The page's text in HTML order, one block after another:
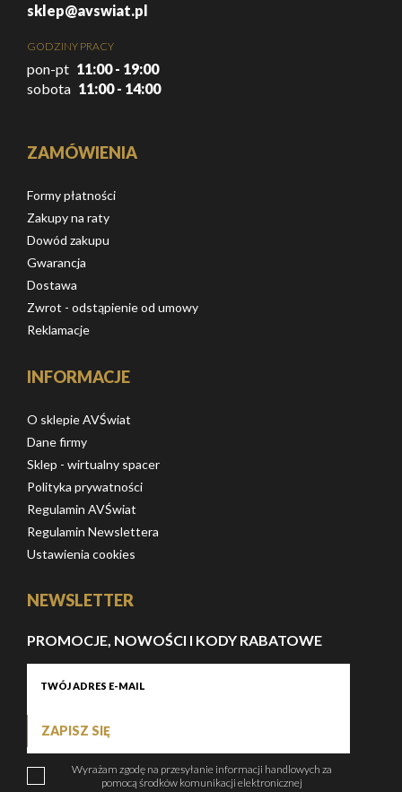
sklep@avswiat.pl
GODZINY PRACY
pon-pt 11:00 - 19:00
sobota 11:00 - 14:00
ZAMÓWIENIA
Formy płatności
Zakupy na raty
Dowód zakupu
Gwarancja
Dostawa
Zwrot - odstąpienie od umowy
Reklamacje
INFORMACJE
O sklepie AVŚwiat
Dane firmy
Sklep - wirtualny spacer
Polityka prywatności
Regulamin AVŚwiat
Regulamin Newslettera
Ustawienia cookies
NEWSLETTER
PROMOCJE, NOWOŚCI I KODY RABATOWE
ZAPISZ SIĘ
Wyrażam zgodę na przesyłanie informacji handlowych za
pomocą środków komunikacji elektronicznej